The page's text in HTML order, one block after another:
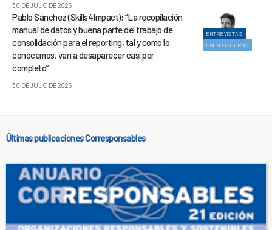
30 DE JULIO DE 2026
ENTREVISTAS
BUEN GOBIERNO
Pablo Sánchez (Skills4Impact): “La recopilación
manual de datos y buena parte del trabajo de
consolidación para el reporting, tal y como lo
conocemos, van a desaparecer casi por
completo”
30 DE JULIO DE 2026
Últimas publicaciones Corresponsables